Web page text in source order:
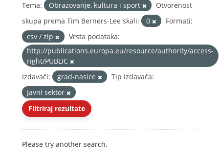
Tema: Obrazovanje, kultura i sport
Otvorenost
skupa prema Tim Berners-Lee skali:
0
Formati:
csv / zip
Vrsta podataka:
http://publications.europa.eu/resource/authority/access-
right/PUBLIC
Izdavači:
grad-nasice
Tip Izdavača:
Javni sektor
Filtriraj rezultate
Please try another search.